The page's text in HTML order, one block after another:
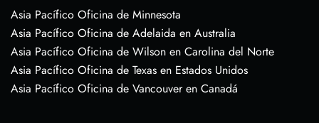
Asia Pacífico Oficina de Minnesota
Asia Pacífico Oficina de Adelaida en Australia
Asia Pacífico Oficina de Wilson en Carolina del Norte
Asia Pacífico Oficina de Texas en Estados Unidos
Asia Pacífico Oficina de Vancouver en Canadá